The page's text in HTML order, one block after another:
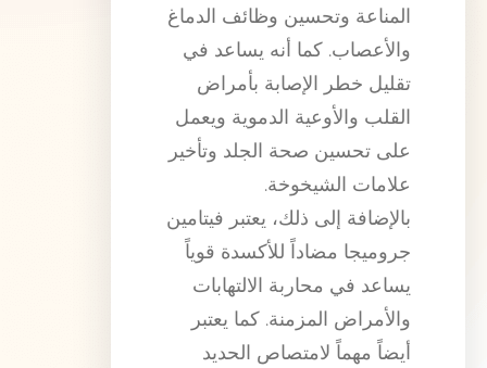
المناعة وتحسين وظائف الدماغ
والأعصاب. كما أنه يساعد في
تقليل خطر الإصابة بأمراض
القلب والأوعية الدموية ويعمل
على تحسين صحة الجلد وتأخير
علامات الشيخوخة.
بالإضافة إلى ذلك، يعتبر فيتامين
جروميجا مضاداً للأكسدة قوياً
يساعد في محاربة الالتهابات
والأمراض المزمنة. كما يعتبر
أيضاً مهماً لامتصاص الحديد